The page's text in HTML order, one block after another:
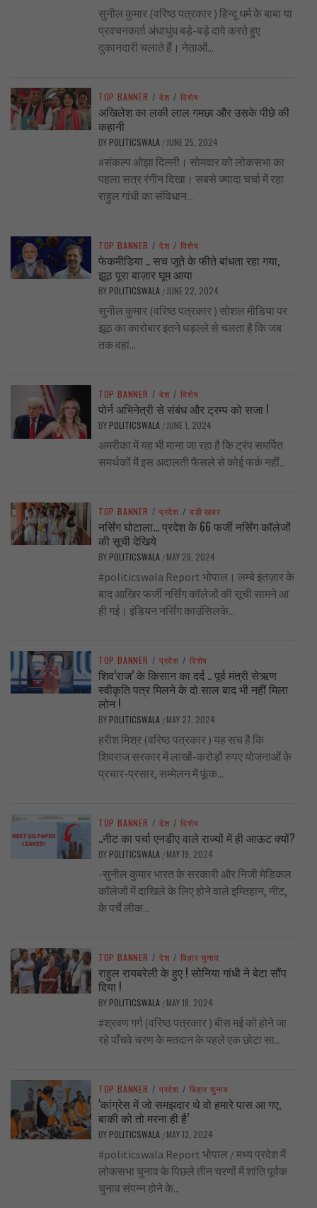
सुनील कुमार (वरिष्ठ पत्रकार ) हिन्दू धर्म के बाबा या
प्रवचनकर्ता अंधाधुंध बड़े-बड़े दावे करते हुए
दुकानदारी चलाते हैं। नेताओं...
TOP BANNER / देश / विशेष
अखिलेश का लकी लाल गमछा और उसके पीछे की
कहानी
BY POLITICSWALA / JUNE 25, 2024
#संकल्प ओझा दिल्ली। सोमवार को लोकसभा का
पहला सत्र रंगीन दिखा। सबसे ज्यादा चर्चा में रहा
राहुल गांधी का संविधान...
TOP BANNER / देश / विशेष
फेकमीडिया .. सच जूते के फीते बांधता रहा गया,
झूठ पूरा बाज़ार घूम आया
BY POLITICSWALA / JUNE 22, 2024
सुनील कुमार (वरिष्ठ पत्रकार ) सोशल मीडिया पर
झूठ का कारोबार इतने धड़ल्ले से चलता है कि जब
तक वहां...
TOP BANNER / देश / विशेष
पोर्न अभिनेत्री से संबंध और ट्रम्प को सजा !
BY POLITICSWALA / JUNE 1, 2024
अमरीका में यह भी माना जा रहा है कि ट्रंप समर्पित
समर्थकों में इस अदालती फैसले से कोई फर्क नहीं...
TOP BANNER / प्रदेश / बड़ी खबर
नर्सिंग घोटाला… प्रदेश के 66 फर्जी नर्सिंग कॉलेजों
की सूची देखिये
BY POLITICSWALA / MAY 28, 2024
#politicswala Report भोपाल। लम्बे इंतज़ार के
बाद आखिर फर्जी नर्सिंग कॉलेजों की सूची सामने आ
ही गई। इंडियन नर्सिंग काउंसिलके...
TOP BANNER / प्रदेश / विशेष
शिव’राज’ के किसान का दर्द .. पूर्व मंत्री सेऋण
स्वीकृति पत्र मिलने के दो साल बाद भी नहीं मिला
लोन !
BY POLITICSWALA / MAY 27, 2024
हरीश मिश्र (वरिष्ठ पत्रकार ) यह सच है कि
शिवराज सरकार में लाखों-करोड़ों रुपए योजनाओं के
प्रचार-प्रसार, सम्मेलन में फूंक...
TOP BANNER / देश / विशेष
..नीट का पर्चा एनडीए वाले राज्यों में ही आऊट क्यों?
BY POLITICSWALA / MAY 19, 2024
-सुनील कुमार भारत के सरकारी और निजी मेडिकल
कॉलेजों में दाखिले के लिए होने वाले इम्तिहान, नीट,
के पर्चे लीक...
TOP BANNER / देश / बिहार चुनाव
राहुल रायबरेली के हुए ! सोनिया गांधी ने बेटा सौंप
दिया !
BY POLITICSWALA / MAY 18, 2024
#श्रवण गर्ग (वरिष्ठ पत्रकार ) बीस मई को होने जा
रहे पाँचवे चरण के मतदान के पहले एक छोटा सा...
TOP BANNER / प्रदेश / बिहार चुनाव
‘कांग्रेस में जो समझदार थे वो हमारे पास आ गए,
बाकी को तो मरना ही है’
BY POLITICSWALA / MAY 13, 2024
#politicswala Report भोपाल / मध्य प्रदेश में
लोकसभा चुनाव के पिछले तीन चरणों में शांति पूर्वक
चुनाव संपन्न होने के...